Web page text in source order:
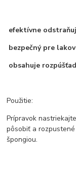
efektívne
bezpečný pre
obsahuje
Použitie:
Prípravok
pôsobiť a
špongiou.